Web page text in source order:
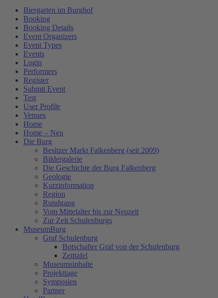
Biergarten im Burghof
Booking
Booking Details
Event Organizers
Event Types
Events
Login
Performers
Register
Submit Event
Test
User Profile
Venues
Home
Home – Neu
Die Burg
Besitzer Markt Falkenberg (seit 2009)
Bildergalerie
Die Geschichte der Burg Falkenberg
Geologie
Kurzinformation
Region
Rundgang
Vom Mittelalter bis zur Neuzeit
Zur Zeit Schulenburgs
MuseumBurg
Graf Schulenburg
Botschafter Graf von der Schulenburg
Zeittafel
Museumsinhalte
Projekttage
Symposien
Partner